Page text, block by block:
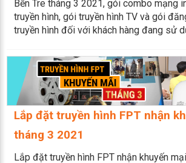
Bến Tre tháng 3 2021, gói combo mạng
truyền hình, gói truyền hình TV và gói
truyền hình đối với khách hàng đang sử
Lắp đặt truyền hình FPT nhận
tháng 3 2021
Lắp đặt truyền hình FPT nhận khuyến